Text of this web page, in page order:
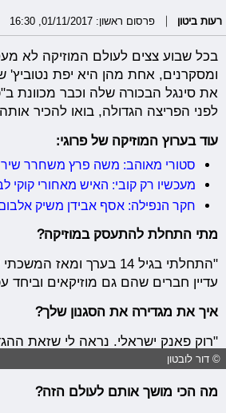
רעות ביטון פרסום ראשון: 01/11/2017, 16:30
בכל שבוע צצים לעולם המוזיקה לא
ומסקרנים, אחת מהן היא יפת
את סינגל הבכורה שלה וכבר מכוונת
לפני הפריצה הגדולה, בואו להכיר
עוד בערוץ המוזיקה של פרוגי:
סטורי מאוהב: משה פרץ משחרר שיר
מעכשיו רק קובי: האיש מאחורי קוקי
חקר הנפילה: אסף אבידן משיק
מתי התחלת להתעסק במוזיקה?
"התחלתי בגיל 14 בערך
עדיין חברים שהם גם מוזיקאים וביחד
איך את מגדירה את הסגנון שלך?
"רוק פאנק ישראלי. נראה לי שזאת
© דור לובטון
מה הכי מושך אותם לעולם הזה?